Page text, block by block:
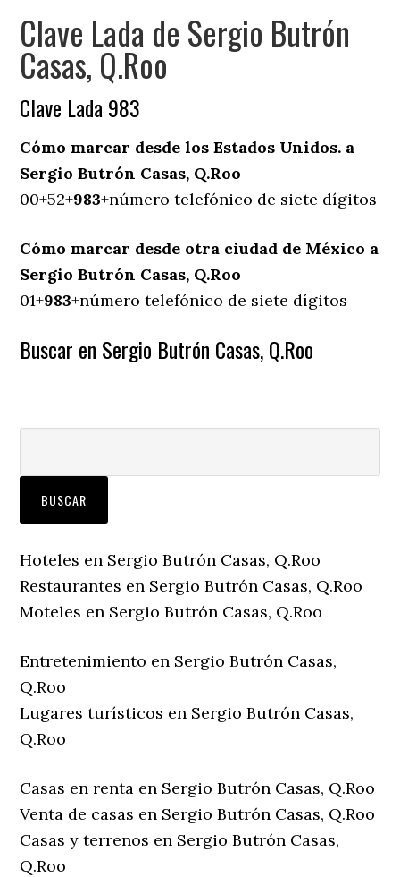
Clave Lada de Sergio Butrón
Casas, Q.Roo
Clave Lada 983
Cómo marcar desde los Estados Unidos. a
Sergio Butrón Casas, Q.Roo
00+52+983+número telefónico de siete dígitos
Cómo marcar desde otra ciudad de México a
Sergio Butrón Casas, Q.Roo
01+983+número telefónico de siete dígitos
Buscar en Sergio Butrón Casas, Q.Roo
Hoteles en Sergio Butrón Casas, Q.Roo
Restaurantes en Sergio Butrón Casas, Q.Roo
Moteles en Sergio Butrón Casas, Q.Roo
Entretenimiento en Sergio Butrón Casas,
Q.Roo
Lugares turísticos en Sergio Butrón Casas,
Q.Roo
Casas en renta en Sergio Butrón Casas, Q.Roo
Venta de casas en Sergio Butrón Casas, Q.Roo
Casas y terrenos en Sergio Butrón Casas,
Q.Roo